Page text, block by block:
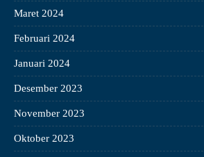
Maret 2024
Februari 2024
Januari 2024
Desember 2023
November 2023
Oktober 2023